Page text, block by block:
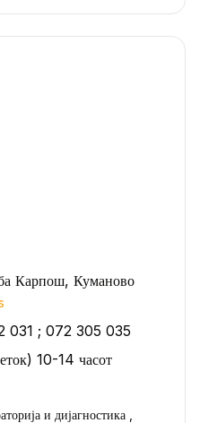
Карпош, Куманово
031 ; 072 305 035
10-14 часот
и дијагностика ,